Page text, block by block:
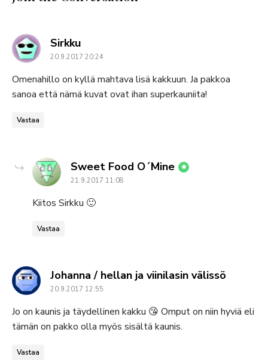
Sirkkusays:
20.9.2017 20:24
Omenahillo on kyllä mahtava lisä kakkuun. Ja pakkoa
sanoa että nämä kuvat ovat ihan superkauniita!
Vastaa
Sweet Food O´Mine says:
21.9.2017 11:08
Kiitos Sirkku 🙂
Vastaa
Johanna / hellan ja viinilasin välissö
20.9.2017 12:55
Jo on kaunis ja täydellinen kakku 😘 Omput on niin hyviä eli
tämän on pakko olla myös sisältä kaunis.
Vastaa